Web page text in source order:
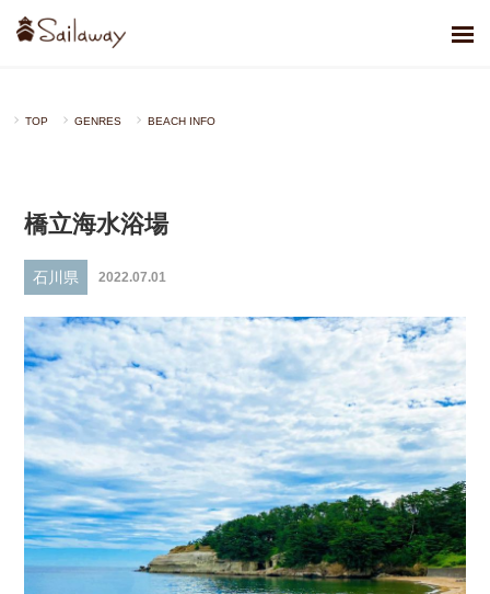
TOP GENRES BEACH INFO
橋立海水浴場
石川県 2022.07.01